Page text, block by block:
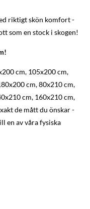
riktigt skön komfort -
som en stock i skogen!
cm, 105x200 cm,
cm, 80x210 cm,
cm, 160x210 cm,
de mått du önskar -
en av våra fysiska